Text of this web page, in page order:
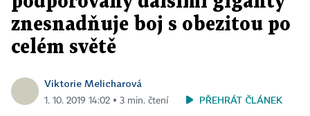
znesnadňuje boj s obezitou po
celém světě
Viktorie Melicharová
1. 10. 2019 14:02 ▪ 3 min. čtení PŘEHRÁT ČLÁNEK